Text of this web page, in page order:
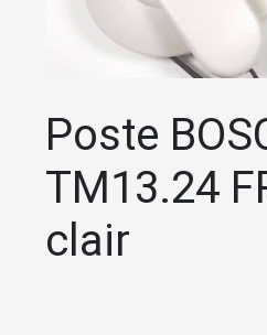
Poste
TM13.24
clair